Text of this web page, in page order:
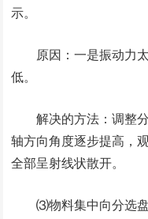
示。
原因：一是振动力
低。
解决的方法：调整
轴方向角度逐步提高，
全部呈射线状散开。
⑶物料集中向分选